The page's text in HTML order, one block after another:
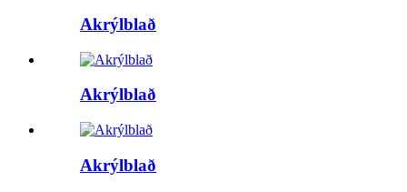
Akrýlblað
Akrýlblað
Akrýlblað